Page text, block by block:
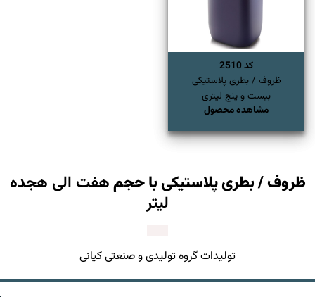
کد 2510
ظروف / بطری پلاستیکی
بیست و پنج لیتری
مشاهده محصول
ظروف / بطری پلاستیکی با حجمهفت الی هجده
لیتر
تولیدات گروه تولیدی و صنعتی کیانی